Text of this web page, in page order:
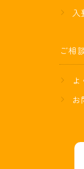
ご相
お